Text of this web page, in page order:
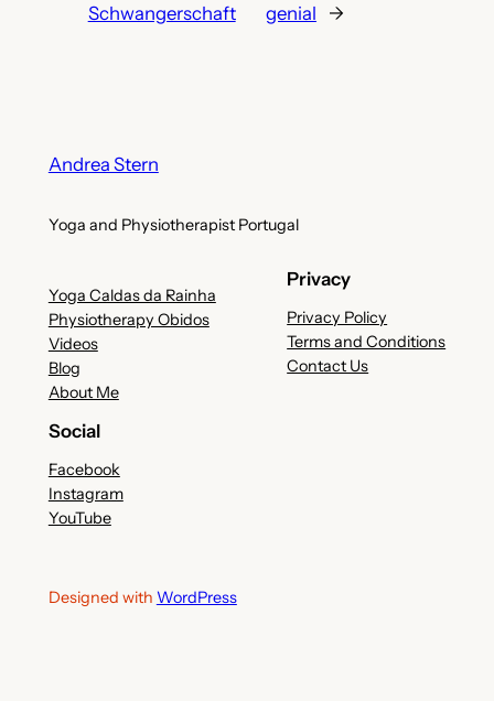
Schwangerschaft
genial
→
Andrea Stern
Yoga and Physiotherapist Portugal
Yoga Caldas da Rainha
Physiotherapy Obidos
Videos
Blog
About Me
Privacy
Privacy Policy
Terms and Conditions
Contact Us
Social
Facebook
Instagram
YouTube
Designed with WordPress